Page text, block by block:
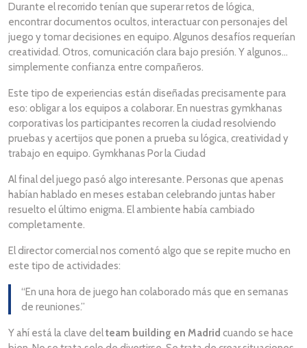
Durante el recorrido tenían que superar retos de lógica,
encontrar documentos ocultos, interactuar con personajes del
juego y tomar decisiones en equipo. Algunos desafíos requerían
creatividad. Otros, comunicación clara bajo presión. Y algunos…
simplemente confianza entre compañeros.
Este tipo de experiencias están diseñadas precisamente para
eso: obligar a los equipos a colaborar. En nuestras gymkhanas
corporativas los participantes recorren la ciudad resolviendo
pruebas y acertijos que ponen a prueba su lógica, creatividad y
trabajo en equipo. Gymkhanas Por la Ciudad
Al final del juego pasó algo interesante. Personas que apenas
habían hablado en meses estaban celebrando juntas haber
resuelto el último enigma. El ambiente había cambiado
completamente.
El director comercial nos comentó algo que se repite mucho en
este tipo de actividades:
“En una hora de juego han colaborado más que en semanas
de reuniones.”
Y ahí está la clave delteam building en Madrid cuando se hace